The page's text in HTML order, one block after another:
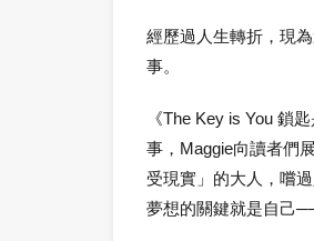
經歷過人生轉折，現
事。
《The Key is You 鎖
事，Maggie向讀者們
受現實」的大人，嚐
夢想的關鍵就是自己